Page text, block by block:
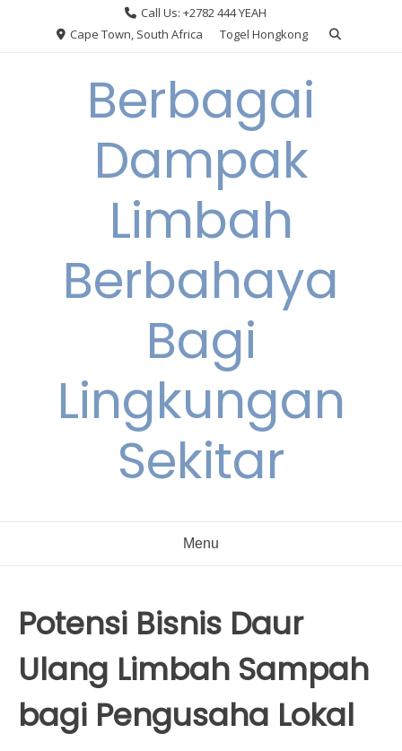
Call Us: +2782 444 YEAH
Cape Town, South Africa
Togel Hongkong
Berbagai
Dampak
Limbah
Berbahaya
Bagi
Lingkungan
Sekitar
Menu
Potensi Bisnis Daur
Ulang Limbah Sampah
bagi Pengusaha Lokal